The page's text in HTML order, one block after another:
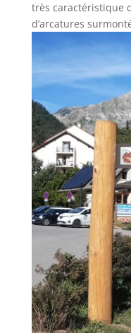
très caractéristique
d’arcatures